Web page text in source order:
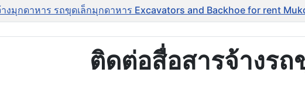
มุกดาหาร รถขุดเล็กมุกดาหาร Excavators and Backhoe for rent
ติดต่อสื่อสารจ้างรถ